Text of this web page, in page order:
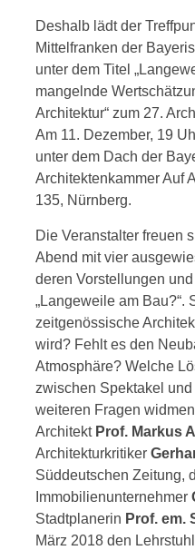
Deshalb lädt der
Mittelfranken der
unter dem Titel
mangelnde
Architektur“ zum 27.
Am 11. Dezember, 19
unter dem Dach der
Architektenkammer Auf
135, Nürnberg.
Die Veranstalter freuen
Abend mit vier
deren Vorstellungen
„Langeweile am Bau?“.
zeitgenössische
wird? Fehlt es den
Atmosphäre? Welche
zwischen Spektakel
weiteren Fragen
Architekt Prof. Markus
Architekturkritiker
Süddeutschen Zeitung,
Immobilienunternehmer
Stadtplanerin Prof. em.
März 2018 den